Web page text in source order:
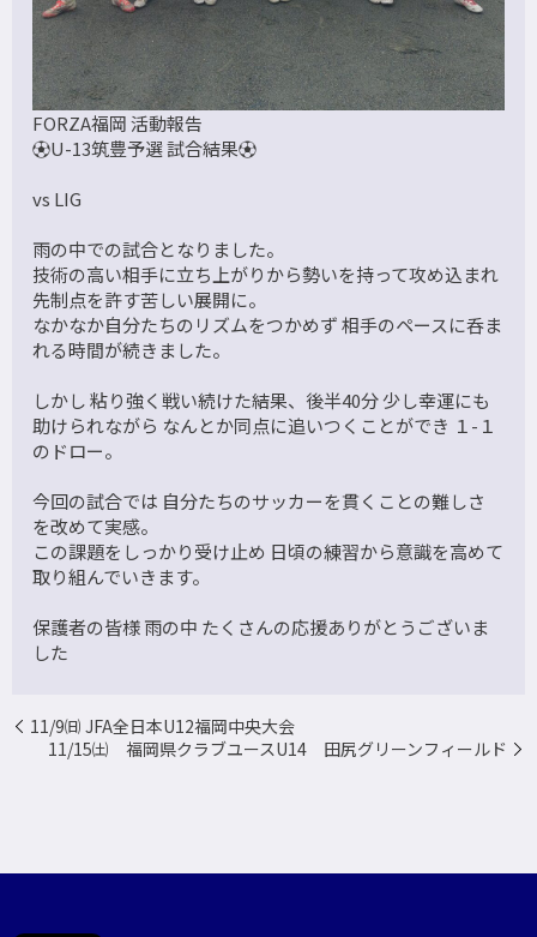
FORZA福岡 活動報告
⚽U-13筑豊予選 試合結果⚽
vs LIG
雨の中での試合となりました。
技術の高い相手に立ち上がりから勢いを持って攻め込まれ
先制点を許す苦しい展開に。
なかなか自分たちのリズムをつかめず 相手のペースに呑ま
れる時間が続きました。
しかし 粘り強く戦い続けた結果、後半40分 少し幸運にも
助けられながら なんとか同点に追いつくことができ １-１
のドロー。
今回の試合では 自分たちのサッカーを貫くことの難しさ
を改めて実感。
この課題をしっかり受け止め 日頃の練習から意識を高めて
取り組んでいきます。
保護者の皆様 雨の中 たくさんの応援ありがとうございま
した
11/9㈰ JFA全日本U12福岡中央大会
11/15㈯ 福岡県クラブユースU14 田尻グリーンフィールド